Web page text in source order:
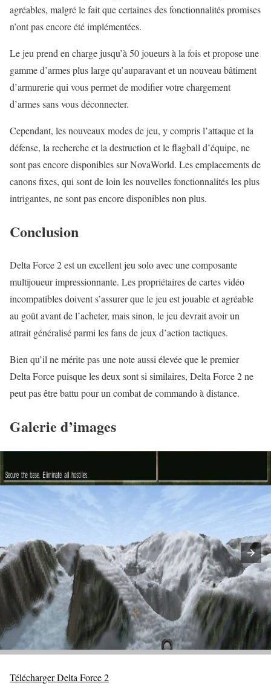
agréables, malgré le fait que certaines des fonctionnalités promises
n’ont pas encore été implémentées.
Le jeu prend en charge jusqu’à 50 joueurs à la fois et propose une
gamme d’armes plus large qu’auparavant et un nouveau bâtiment
d’armurerie qui vous permet de modifier votre chargement
d’armes sans vous déconnecter.
Cependant, les nouveaux modes de jeu, y compris l’attaque et la
défense, la recherche et la destruction et le flagball d’équipe, ne
sont pas encore disponibles sur NovaWorld. Les emplacements de
canons fixes, qui sont de loin les nouvelles fonctionnalités les plus
intrigantes, ne sont pas encore disponibles non plus.
Conclusion
Delta Force 2 est un excellent jeu solo avec une composante
multijoueur impressionnante. Les propriétaires de cartes vidéo
incompatibles doivent s’assurer que le jeu est jouable et agréable
au goût avant de l’acheter, mais sinon, le jeu devrait avoir un
attrait généralisé parmi les fans de jeux d’action tactiques.
Bien qu’il ne mérite pas une note aussi élevée que le premier
Delta Force puisque les deux sont si similaires, Delta Force 2 ne
peut pas être battu pour un combat de commando à distance.
Galerie d’images
Télécharger Delta Force 2